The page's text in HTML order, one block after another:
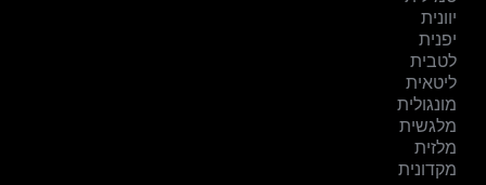
יוונית
יפנית
לטבית
ליטאית
מונגולית
מלגשית
מלזית
מקדונית